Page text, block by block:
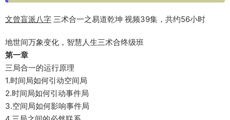
文曾盲派八字 三术合一之易道乾坤 视频39集，共约56小时
地世间万象变化，智慧人生三术合终级班
第一章
三局合一的运行原理
1.时间局如何引动空间局
2.时间局如何引动事件局
3.空间局如何影响事件局